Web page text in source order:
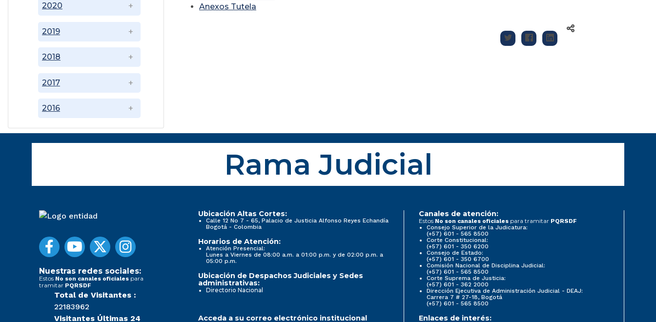
2016
2017
2018
2019
2020
Anexos Tutela
Rama Judicial
Nuestras redes sociales:
Estos No son canales oficiales para
tramitar PQRSDF
Total de Visitantes :
22183962
Visitantes Últimas 24
Ubicación Altas Cortes:
Calle 12 No 7 - 65, Palacio de Justicia Alfonso Reyes Echandía
Bogotá - Colombia
Horarios de Atención:
Atención Presencial:
Lunes a Viernes de 08:00 a.m. a 01:00 p.m. y de 02:00 p.m. a
05:00 p.m.
Ubicación de Despachos Judiciales y Sedes
administrativas:
Directorio Nacional
Canales de atención:
Estos No son canales oficiales para tramitar PQRSDF
Consejo Superior de la Judicatura:
(+57) 601 - 565 8500
Corte Constitucional:
(+57) 601 - 350 6200
Consejo de Estado:
(+57) 601 - 350 6700
Comisión Nacional de Disciplina Judicial:
(+57) 601 - 565 8500
Corte Suprema de Justicia:
(+57) 601 - 362 2000
Dirección Ejecutiva de Administración Judicial - DEAJ:
Carrera 7 # 27-18, Bogotá
(+57) 601 - 565 8500
Acceda a su correo electrónico institucional Enlaces de interés: